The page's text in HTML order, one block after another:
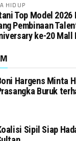
HIDUP
Top Model 2026
Pembinaan
ke-20 Mall
Hargens Minta
Buruk
Sipil Siap